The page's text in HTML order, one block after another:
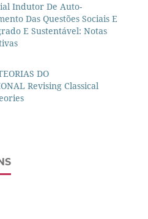
Indutor De Auto-
Das Questões Sociais E
E Sustentável: Notas
DO
Revising Classical